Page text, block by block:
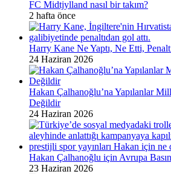
FC Midtjylland nasıl bir takım?
2 hafta önce
Harry Kane Ne Yaptı, Ne Etti,
24 Haziran 2026
Hakan Çalhanoğlu’na Yapılanlar
Değildir
24 Haziran 2026
Hakan Çalhanoğlu için Avrupa
23 Haziran 2026